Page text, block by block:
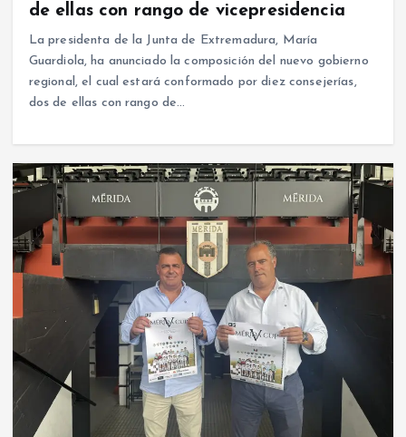
de ellas con rango de vicepresidencia
La presidenta de la Junta de Extremadura, María
Guardiola, ha anunciado la composición del nuevo gobierno
regional, el cual estará conformado por diez consejerías,
dos de ellas con rango de…